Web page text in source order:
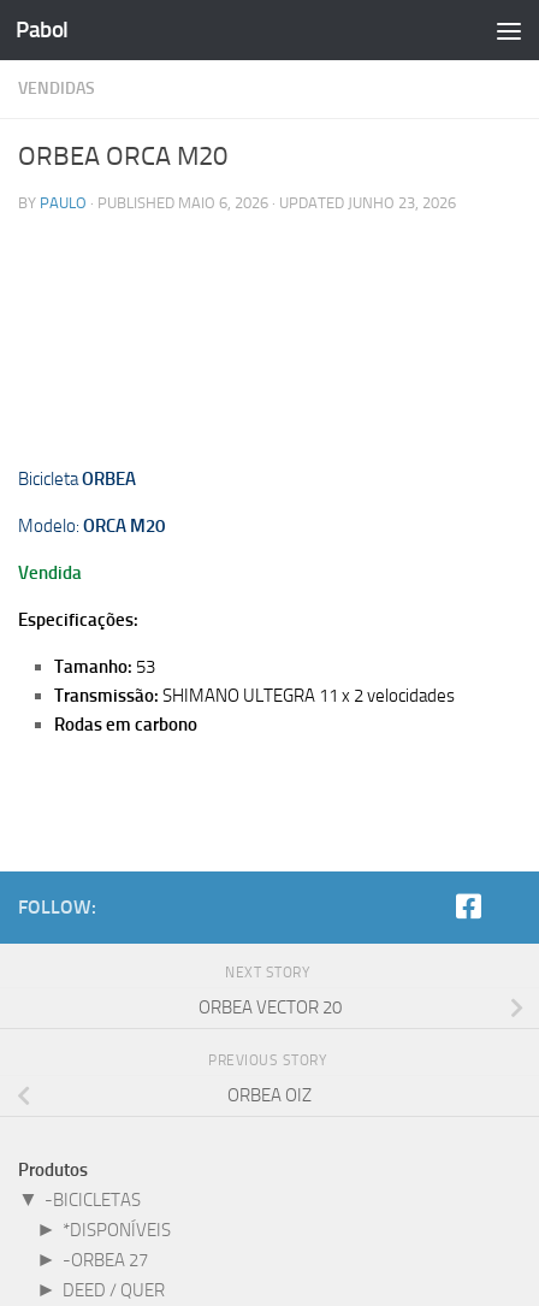
Skip to content
Pabol
VENDIDAS
ORBEA ORCA M20
BY PAULO · PUBLISHED MAIO 6, 2026 · UPDATED JUNHO 23, 2026
BicicletaORBEA
Modelo: ORCA M20
Vendida
Especificações:
Tamanho: 53
Transmissão: SHIMANO ULTEGRA 11 x 2 velocidades
Rodas em carbono
FOLLOW:
NEXT STORY
ORBEA VECTOR 20
PREVIOUS STORY
ORBEA OIZ
Produtos
▼ -BICICLETAS
► *DISPONÍVEIS
► -ORBEA 27
► DEED / QUER